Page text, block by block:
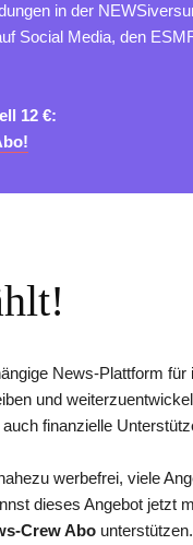
in der
Social Media, den
12 €:
News-Plattform für
und
finanzielle
werbefrei, viele
dieses Angebot jetzt
Crew Abo unterstützen.